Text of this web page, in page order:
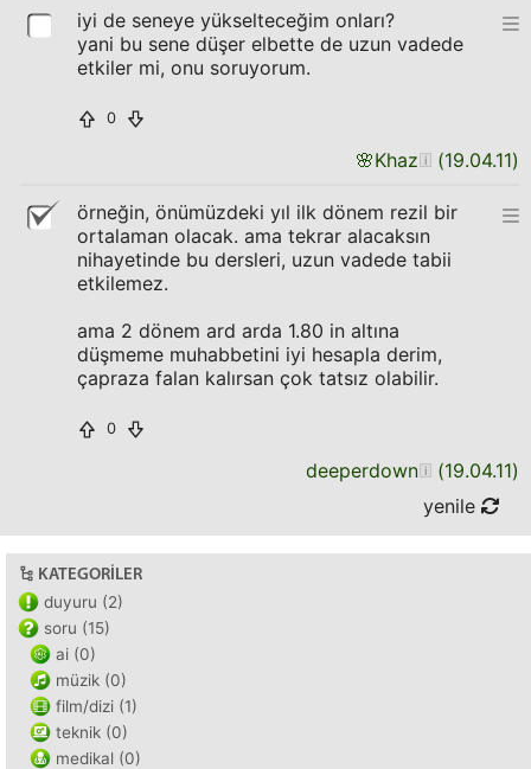
iyi de seneye yükselteceğim onları?
yani bu sene düşer elbette de uzun vadede
etkiler mi, onu soruyorum.
0
🌸Khaz (19.04.11)
örneğin, önümüzdeki yıl ilk dönem rezil bir
ortalaman olacak. ama tekrar alacaksın
nihayetinde bu dersleri, uzun vadede tabii
etkilemez.
ama 2 dönem ard arda 1.80 in altına
düşmeme muhabbetini iyi hesapla derim,
çapraza falan kalırsan çok tatsız olabilir.
0
deeperdown (19.04.11)
yenile
KATEGORILER
duyuru (2)
soru (15)
ai (0)
müzik (0)
film/dizi (1)
teknik (0)
medikal (0)